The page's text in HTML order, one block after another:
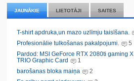
JAUNĀKIE LIETOTĀJI SAITES
T-shirt apdruka,un mazo uzlīmju taisīšana.
Profesionālie tulkošanas pakalpojumi.
5
Pardod: MSI GeForce RTX 2080ti gaming X
TRIO Graphic Card
1
barošanas bloka maiņa
2